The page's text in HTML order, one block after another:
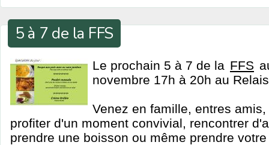
5 à 7 de la FFS
Le prochain 5 à 7 de la FFS
novembre 17h à 20h au
Venez en famille, entres
profiter d'un moment convivial, rencontrer
prendre une boisson ou même prendre